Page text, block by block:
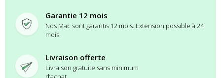
Garantie 12 mois
Nos Mac sont garantis 12 mois. Extension possible à 24
mois.
Livraison offerte
Livraison gratuite sans minimum